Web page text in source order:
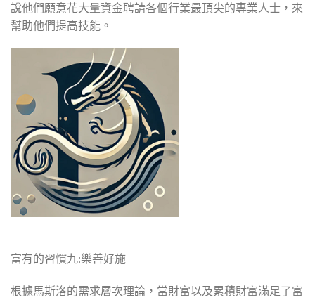
說他們願意花大量資金聘請各個行業最頂尖的專業人士，來
幫助他們提高技能。
富有的習慣九:樂善好施
根據馬斯洛的需求層次理論，當財富以及累積財富滿足了富